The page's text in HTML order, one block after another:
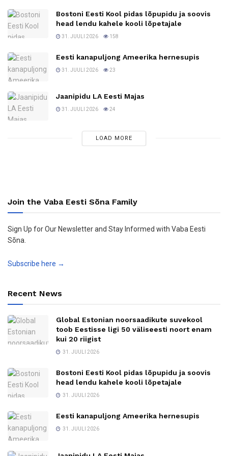
Bostoni Eesti Kool pidas lõpupidu ja soovis
head lendu kahele kooli lõpetajale
31. JUULI 2026 158
Eesti kanapuljong Ameerika hernesupis
31. JUULI 2026 23
Jaanipidu LA Eesti Majas
31. JUULI 2026 24
LOAD MORE
Join the Vaba Eesti Sõna Family
Sign Up for Our Newsletter and Stay Informed with Vaba Eesti
Sõna.
Subscribe here →
Recent News
Global Estonian noorsaadikute suvekool
toob Eestisse ligi 50 väliseesti noort enam
kui 20 riigist
31. JUULI 2026
Bostoni Eesti Kool pidas lõpupidu ja soovis
head lendu kahele kooli lõpetajale
31. JUULI 2026
Eesti kanapuljong Ameerika hernesupis
31. JUULI 2026